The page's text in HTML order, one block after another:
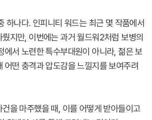
하나다. 인피니티 워드는 최근 몇 작품에서
지만, 이번에는 과거 월드워2처럼 보병의
에서 노련한 특수부대원이 아니라, 젊은 보
어떤 충격과 압도감을 느낄지를 보여주려
을 마주했을 때, 이를 어떻게 받아들이고